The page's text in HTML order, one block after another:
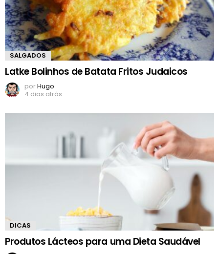
SALGADOS
Latke Bolinhos de Batata Fritos Judaicos
porHugo
4 dias atrás
DICAS
Produtos Lácteos para uma Dieta Saudável